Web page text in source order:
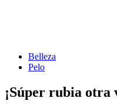
Belleza
Pelo
¡Súper rubia otra